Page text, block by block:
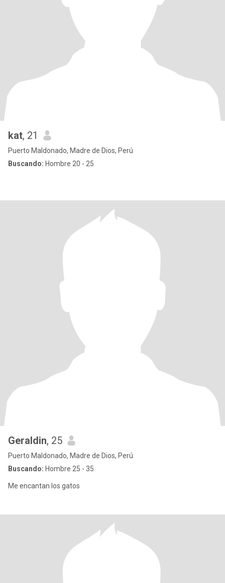
kat, 21
Puerto Maldonado, Madre de Dios, Perú
Buscando: Hombre 20 - 25
Geraldin, 25
Puerto Maldonado, Madre de Dios, Perú
Buscando: Hombre 25 - 35
Me encantan los gatos